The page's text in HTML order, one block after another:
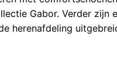
Gabor. Verder zijn
herenafdeling